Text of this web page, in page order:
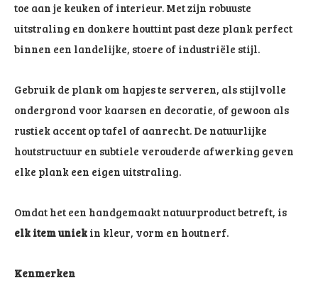
toe aan je keuken of interieur. Met zijn robuuste
uitstraling en donkere houttint past deze plank perfect
binnen een landelijke, stoere of industriële stijl.
Gebruik de plank om hapjes te serveren, als stijlvolle
ondergrond voor kaarsen en decoratie, of gewoon als
rustiek accent op tafel of aanrecht. De natuurlijke
houtstructuur en subtiele verouderde afwerking geven
elke plank een eigen uitstraling.
Omdat het een handgemaakt natuurproduct betreft, is
elk item uniek in kleur, vorm en houtnerf.
Kenmerken